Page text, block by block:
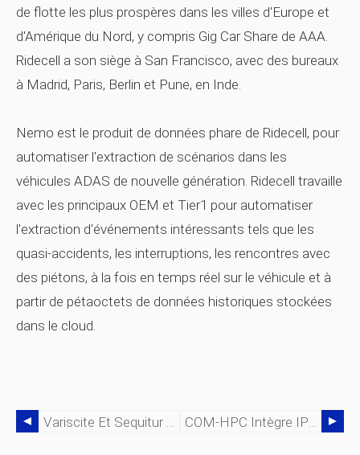
de flotte les plus prospères dans les villes d'Europe et
d'Amérique du Nord, y compris Gig Car Share de AAA.
Ridecell a son siège à San Francisco, avec des bureaux
à Madrid, Paris, Berlin et Pune, en Inde.
Nemo est le produit de données phare de Ridecell, pour
automatiser l'extraction de scénarios dans les
véhicules ADAS de nouvelle génération. Ridecell travaille
avec les principaux OEM et Tier1 pour automatiser
l'extraction d'événements intéressants tels que les
quasi-accidents, les interruptions, les rencontres avec
des piétons, à la fois en temps réel sur le véhicule et à
partir de pétaoctets de données historiques stockées
dans le cloud.
Variscite Et Sequitur Labs Annoncent Un Nouveau Partenariat Pour Accélérer Le Développement De L'IoT COM-HPC Intègre IPMI Pour Améliorer La Qualité De Service Pour Les Serveurs Edge